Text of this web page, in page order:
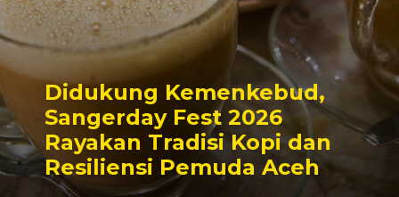
Didukung Kemenkebud,
Sangerday Fest 2026
Rayakan Tradisi Kopi dan
Resiliensi Pemuda Aceh